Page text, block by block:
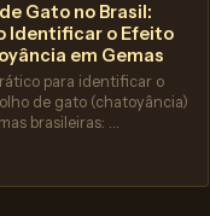
Gato no Brasil:
Identificar o Efeito
em Gemas
para identificar o
de gato (chatoyância)
brasileiras: …